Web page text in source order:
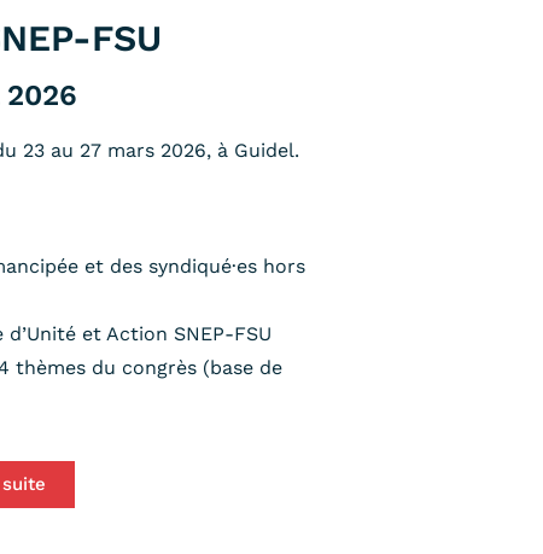
FSU
2026
23 au 27 mars 2026, à Guidel.
et des syndiqué·es hors
et Action SNEP-FSU
thèmes du congrès (base de